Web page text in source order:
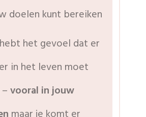
doelen kunt bereiken
het gevoel dat er
in het leven moet
vooral in jouw